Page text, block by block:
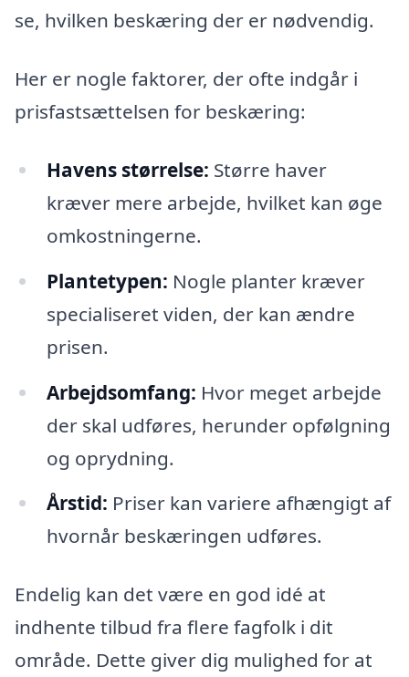
se, hvilken beskæring der er nødvendig.
Her er nogle faktorer, der ofte indgår i
prisfastsættelsen for beskæring:
Havens størrelse: Større haver
kræver mere arbejde, hvilket kan øge
omkostningerne.
Plantetypen: Nogle planter kræver
specialiseret viden, der kan ændre
prisen.
Arbejdsomfang: Hvor meget arbejde
der skal udføres, herunder opfølgning
og oprydning.
Årstid: Priser kan variere afhængigt af
hvornår beskæringen udføres.
Endelig kan det være en god idé at
indhente tilbud fra flere fagfolk i dit
område. Dette giver dig mulighed for at